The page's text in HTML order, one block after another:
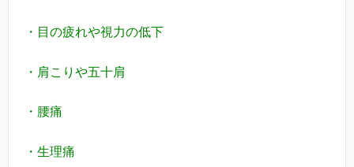
・目の疲れや視力の低下
・肩こりや五十肩
・腰痛
・生理痛